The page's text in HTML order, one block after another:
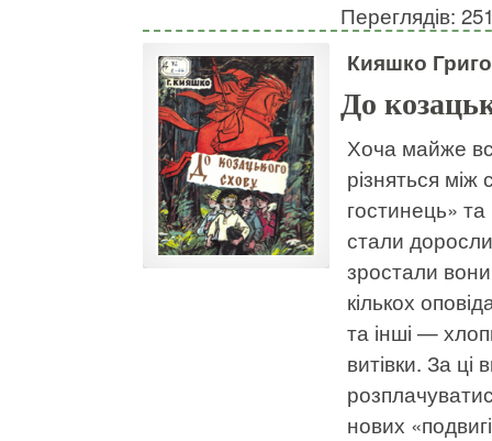
Переглядів:
Кияшко
До
Хоча майже
різняться
гостинець»
стали
зростали
кількох
та інші —
витівки. За ці
нових